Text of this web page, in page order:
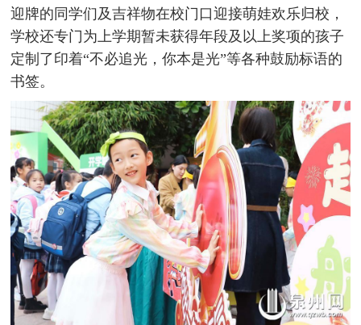
迎牌的同学们及吉祥物在校门口迎接萌娃欢乐归校，
学校还专门为上学期暂未获得年段及以上奖项的孩子
定制了印着“不必追光，你本是光”等各种鼓励标语的
书签。